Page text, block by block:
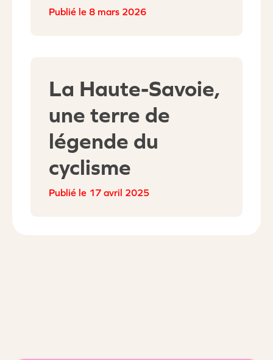
8 mars 2026
La Haute-Savoie,
une terre de
légende du
cyclisme​
17 avril 2025